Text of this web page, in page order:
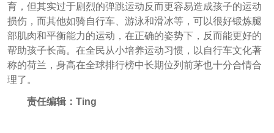
育，但其实过于剧烈的弹跳运动反而更容易造成孩子的运动
损伤，而其他如骑自行车、游泳和滑冰等，可以很好锻炼腿
部肌肉和平衡能力的运动，在正确的姿势下，反而能更好的
帮助孩子长高。在全民从小培养运动习惯，以自行车文化著
称的荷兰，身高在全球排行榜中长期位列前茅也十分合情合
理了 。
责任编辑：Ting